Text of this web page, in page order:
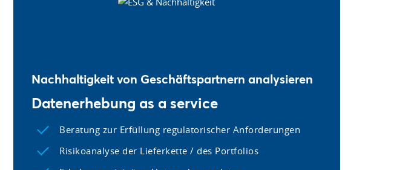
Nachhaltigkeit von Geschäftspartnern analysieren
Datenerhebung as a service
Beratung zur Erfüllung regulatorischer Anforderungen
Risikoanalyse der Lieferkette / des Portfolios